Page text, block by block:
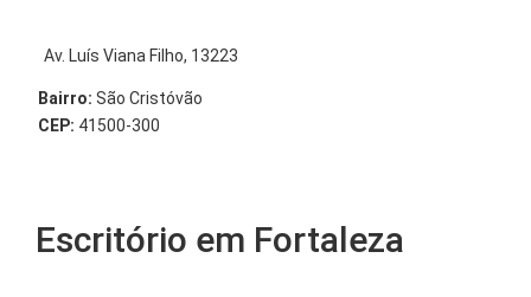
Av. Luís Viana Filho, 13223
Bairro: São Cristóvão
CEP: 41500-300
Escritório em Fortaleza